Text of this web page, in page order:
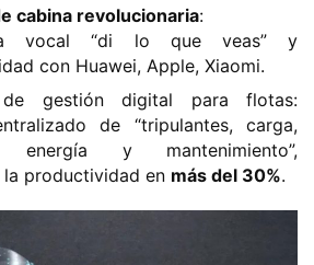
cabina revolucionaria​​:
vocal “di lo que veas” y
con Huawei, Apple, Xiaomi.
de gestión digital para flotas:
de “tripulantes, carga,
energía y mantenimiento”,
productividad en ​más del 30%​​.